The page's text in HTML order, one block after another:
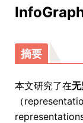
摘要
本文研究了在
（